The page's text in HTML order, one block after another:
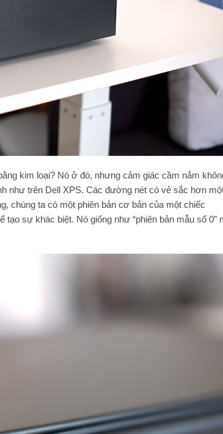
kim loại? Nó ở đó, nhưng cảm giác cầm nắm
như trên Dell XPS. Các đường nét có vẻ sắc hơn
chúng ta có một phiên bản cơ bản của một chiếc
sự khác biệt. Nó giống như “phiên bản mẫu số 0”